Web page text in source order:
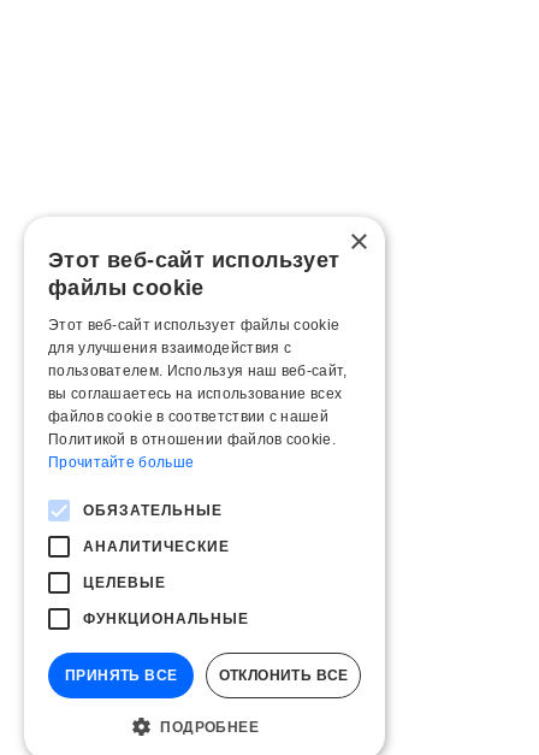
×
Этот веб-сайт использует
файлы cookie
Этот веб-сайт использует файлы cookie
для улучшения взаимодействия с
пользователем. Используя наш веб-сайт,
вы соглашаетесь на использование всех
файлов cookie в соответствии с нашей
Политикой в ​​отношении файлов cookie.
Прочитайте больше
ОБЯЗАТЕЛЬНЫЕ
АНАЛИТИЧЕСКИЕ
ЦЕЛЕВЫЕ
ФУНКЦИОНАЛЬНЫЕ
ПРИНЯТЬ ВСЕ ОТКЛОНИТЬ ВСЕ
ПОДРОБНЕЕ